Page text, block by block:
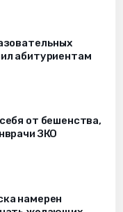
абитуриентам
от бешенства,
ЗКО
намерен